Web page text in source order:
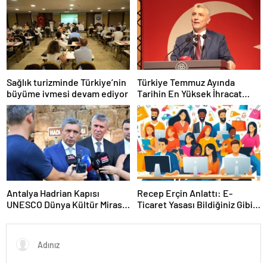
Sağlık turizminde Türkiye’nin
büyüme ivmesi devam ediyor
Türkiye Temmuz Ayında
Tarihin En Yüksek İhracat
Rekorunu Kırdı
Antalya Hadrian Kapısı
UNESCO Dünya Kültür Mirası
Recep Erçin Anlattı: E-
Ticaret Yasası Bildiğiniz Gibi